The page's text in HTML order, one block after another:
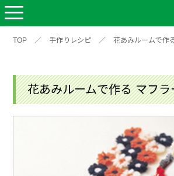
TOP ／ 手作りレシピ ／ 花あみルームで作
花あみルームで作る マフラ